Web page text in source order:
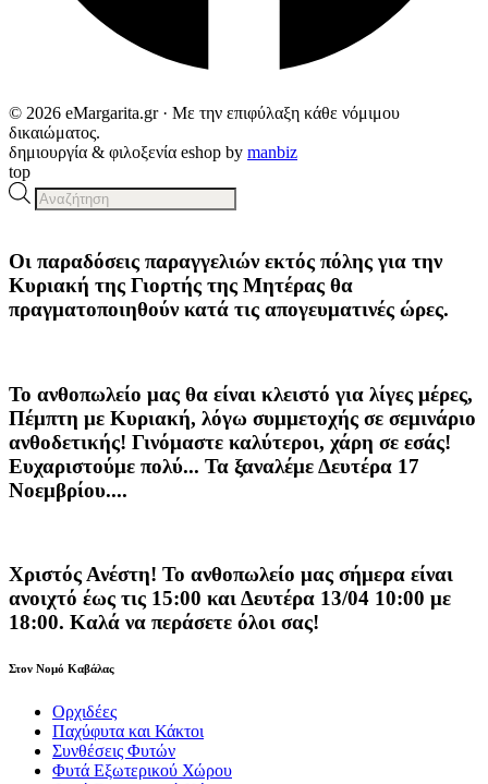
© 2026 eMargarita.gr · Με την επιφύλαξη κάθε νόμιμου
δικαιώματος.
δημιουργία & φιλοξενία eshop by manbiz
top
Products
search
Οι παραδόσεις παραγγελιώνεκτός πόλης για την
Κυριακή της Γιορτής της Μητέρας θα
πραγματοποιηθούν κατά τις απογευματινές ώρες.
Το ανθοπωλείο μας θα είναι κλειστό για λίγες μέρες,
Πέμπτη με Κυριακή, λόγω συμμετοχής σε σεμινάριο
ανθοδετικής! Γινόμαστε καλύτεροι, χάρη σε εσάς!
Ευχαριστούμε πολύ... Τα ξαναλέμε Δευτέρα 17
Νοεμβρίου....
Χριστός Ανέστη! Το ανθοπωλείο μας σήμερα είναι
ανοιχτό έως τις 15:00 και Δευτέρα 13/04 10:00 με
18:00. Καλά να περάσετε όλοι σας!
Στον Νομό Καβάλας
Ορχιδέες
Παχύφυτα και Κάκτοι
Συνθέσεις Φυτών
Φυτά Εξωτερικού Χώρου